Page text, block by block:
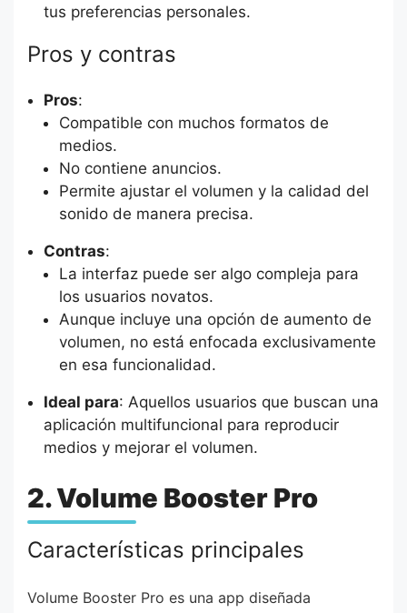
tus preferencias personales.
Pros y contras
Pros:
Compatible con muchos formatos de
medios.
No contiene anuncios.
Permite ajustar el volumen y la calidad del
sonido de manera precisa.
Contras:
La interfaz puede ser algo compleja para
los usuarios novatos.
Aunque incluye una opción de aumento de
volumen, no está enfocada exclusivamente
en esa funcionalidad.
Ideal para: Aquellos usuarios que buscan una
aplicación multifuncional para reproducir
medios y mejorar el volumen.
2. Volume Booster Pro
Características principales
Volume Booster Pro es una app diseñada